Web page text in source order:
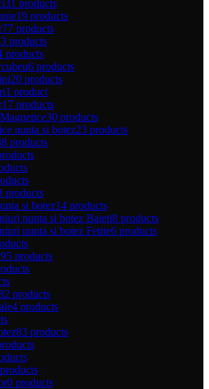
31 products
19 products
77 products
3 products
products
6 products
20 products
1 product
17 products
30 products
nunta si botez23 products
products
products
si botez14 products
nunta si botez Baieti8 products
nunta si botez Fetite6 products
products
products
4 products
83 products
0 products